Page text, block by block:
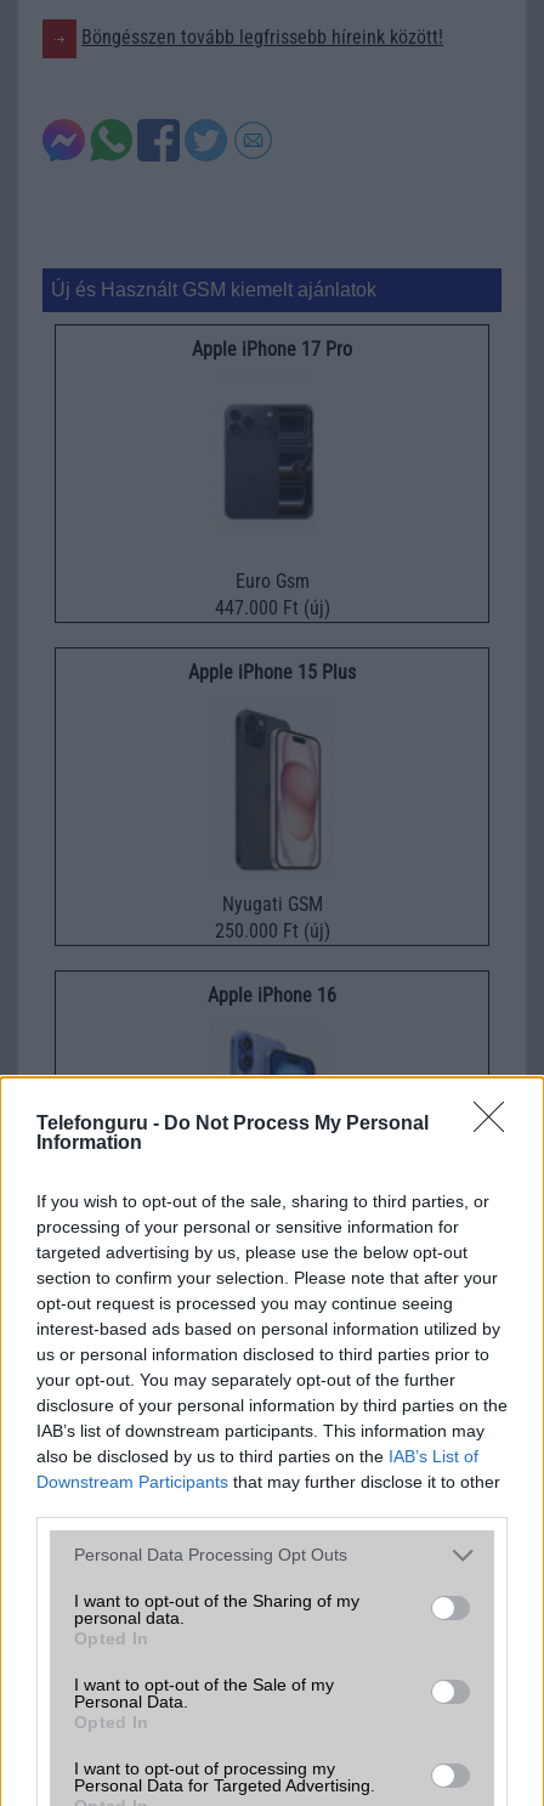
Telefonguru - Do Not Process My Personal
Information
If you wish to opt-out of the sale, sharing to third parties, or
processing of your personal or sensitive information for
targeted advertising by us, please use the below opt-out
section to confirm your selection. Please note that after your
opt-out request is processed you may continue seeing
interest-based ads based on personal information utilized by
us or personal information disclosed to third parties prior to
your opt-out. You may separately opt-out of the further
disclosure of your personal information by third parties on the
IAB’s list of downstream participants. This information may
also be disclosed by us to third parties on the IAB’s List of
Downstream Participants that may further disclose it to other
Please note that this website/app uses one or more Google
not limited to your visit or usage behaviour. You may click to
grant or deny consent to Google and its third-party tags to
use your data for below specified purposes in below Google
consent section.
Personal Data Processing Opt Outs
I want to opt-out of the Sharing of my
personal data.
Opted In
I want to opt-out of the Sale of my
Personal Data.
Opted In
I want to opt-out of processing my
Personal Data for Targeted Advertising.
Böngésszen tovább legfrissebb híreink között!
Új és Használt GSM kiemelt ajánlatok
Apple iPhone 17 Pro
Euro Gsm
447.000 Ft (új)
Apple iPhone 15 Plus
Nyugati GSM
250.000 Ft (új)
Apple iPhone 16
Nyugati GSM
260.000 Ft (új)
Számos népszerű Samsung Galaxy
készülék kimarad a One UI 9
frissítésből – itt a lista az érintett
modellekről
| Phone Arena
A One UI 9 érkezése új mesterséges intelligencia-
funkciókat és továbbfejlesztett kezelőfelületet hoz,
Galaxy készülék számára ez lesz az út vége.
iPhone 18 bemutató dátum - ekkor
csúcsmobilokról
2026.06.29
mellett a régóta pletykált hajlítható iPhone Ultra is
bemutatkozhat, miközben az áremelésekről szóló